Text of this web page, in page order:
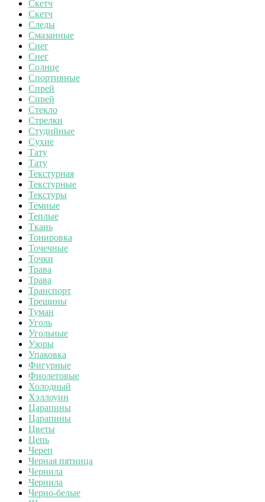
Скетч
Скетч
Следы
Смазанные
Снег
Снег
Солнце
Спортивные
Спрей
Спрей
Стекло
Стрелки
Студийные
Сухие
Тату
Тату
Текстурная
Текстурные
Текстуры
Темные
Теплые
Ткань
Тонировка
Точечные
Точки
Трава
Трава
Транспорт
Трещины
Туман
Уголь
Угольные
Узоры
Упаковка
Фигурные
Фиолетовые
Холодный
Хэллоуин
Царапины
Царапины
Цветы
Цепь
Череп
Черная пятница
Чернила
Чернила
Черно-белые